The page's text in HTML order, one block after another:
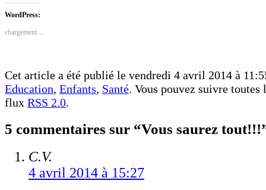
Facebook(ouvre
dans
une
fenêtre)
WordPress:
chargement…
Cet article a été publié le vendredi 4 avril 2014 à
Education, Enfants, Santé. Vous pouvez suivre toutes
flux RSS 2.0.
5 commentaires sur “Vous saurez
C.V.
4 avril 2014 à 15:27